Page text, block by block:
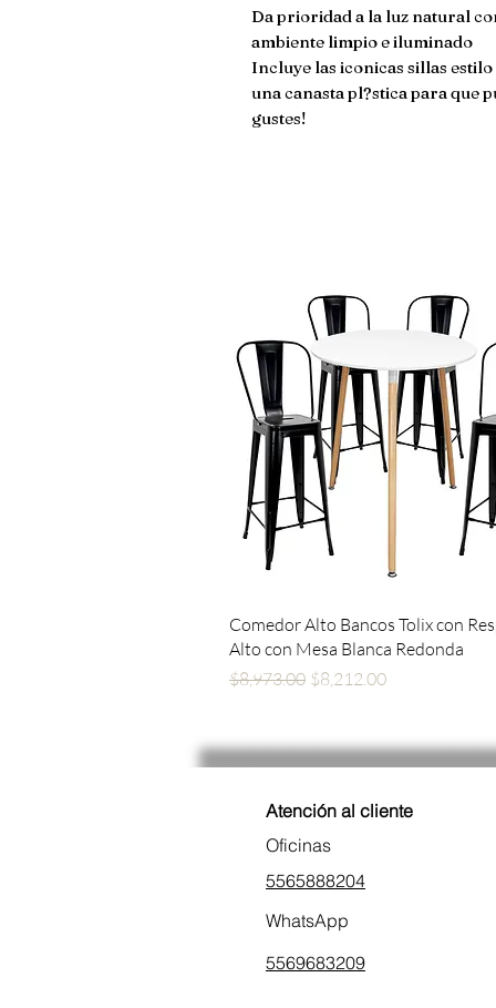
Da prioridad a la luz natural
ambiente limpio e iluminado
Incluye las iconicas sillas
una canasta pl?stica para que
gustes!
Vista rápida
Comedor Alto Bancos Tolix con
Alto con Mesa Blanca Redonda
Precio
$8,973.00 Precio de oferta
$8,212.00
Atención al cliente
Oficinas
5565888204
WhatsApp
5569683209